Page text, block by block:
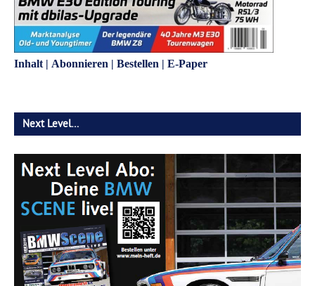
Inhalt | Abonnieren | Bestellen | E-Paper
Next Level…